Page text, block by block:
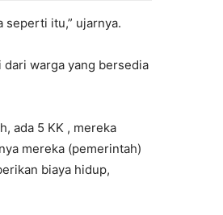
seperti itu,” ujarnya.
dari warga yang bersedia
ada 5 KK , mereka
mereka (pemerintah)
biaya hidup,